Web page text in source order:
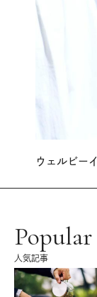
ウェルビー
Popular
人気記事